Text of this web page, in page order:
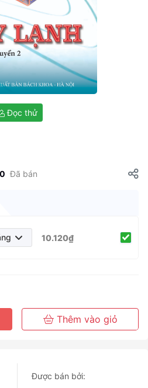
Đọc thử
0 Đã bán
10.120₫
Thêm vào giỏ
Được bán bởi: